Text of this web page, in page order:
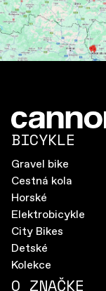
BICYKLE
Gravel bike
Cestná kola
Horské
Elektrobicykle
City Bikes
Detské
Kolekce
O ZNAČKE